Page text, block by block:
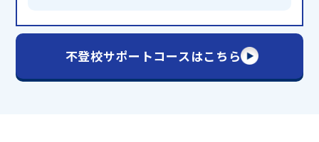
不登校サポートコースはこちら